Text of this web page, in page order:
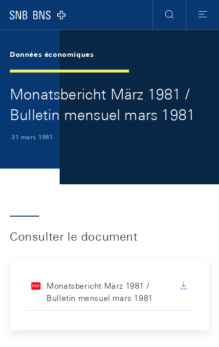
Logo
RechercheMenu
Données économiques
Monatsbericht März 1981 /
Bulletin mensuel mars 1981
31 mars 1981
Consulter le document
Monatsbericht März 1981 /
Bulletin mensuel mars 1981